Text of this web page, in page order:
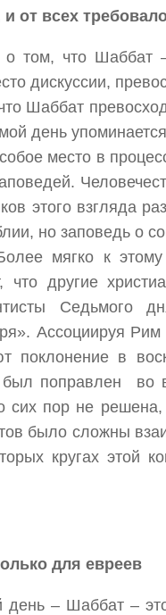
от всех
о том, что
дискуссии,
Шаббат
день
место в
этого взгляда
но заповедь о
мягко к
что другие
Седьмого
Ассоциируя
поклонение в
был поправлен
сих пор не
было сложны
кругах этой
для евреев
день – Шаббат –